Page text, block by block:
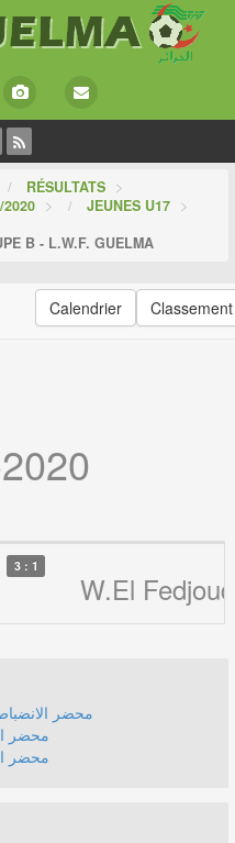
RÉSULTATS >
2020 > JEUNES U17 >
B - L.W.F. GUELMA
Calendrier Classement
3 : 1
W.El
محضر الانضباط رقم 25 -
محضر
محضر